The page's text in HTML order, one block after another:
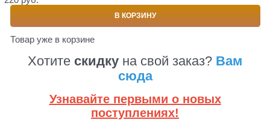
В КОРЗИНУ
Товар уже в корзине
Хотите скидку на свой заказ? Вам
сюда
Узнавайте первыми о новых
поступлениях!